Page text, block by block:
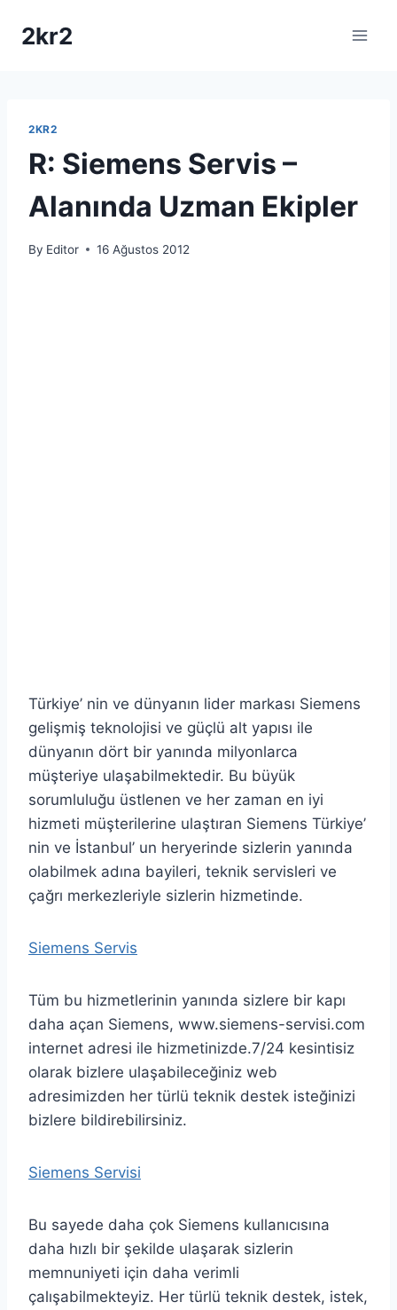
2kr2
2KR2
R: Siemens Servis –
Alanında Uzman Ekipler
By Editor 16 Ağustos 2012
Türkiye’ nin ve dünyanın lider markası Siemens
gelişmiş teknolojisi ve güçlü alt yapısı ile
dünyanın dört bir yanında milyonlarca
müşteriye ulaşabilmektedir. Bu büyük
sorumluluğu üstlenen ve her zaman en iyi
hizmeti müşterilerine ulaştıran Siemens Türkiye’
nin ve İstanbul’ un heryerinde sizlerin yanında
olabilmek adına bayileri, teknik servisleri ve
çağrı merkezleriyle sizlerin hizmetinde.
Siemens Servis
Tüm bu hizmetlerinin yanında sizlere bir kapı
daha açan Siemens, www.siemens-servisi.com
internet adresi ile hizmetinizde.7/24 kesintisiz
olarak bizlere ulaşabileceğiniz web
adresimizden her türlü teknik destek isteğinizi
bizlere bildirebilirsiniz.
Siemens Servisi
Bu sayede daha çok Siemens kullanıcısına
daha hızlı bir şekilde ulaşarak sizlerin
memnuniyeti için daha verimli
çalışabilmekteyiz. Her türlü teknik destek, istek,